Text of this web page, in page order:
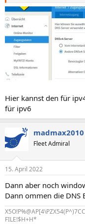
Hier kannst den für
für ipv6
madmax2010
Fleet Admiral
15. April 2022
Dann aber noch
Dann ommen die DNS
FILE!$H+H*